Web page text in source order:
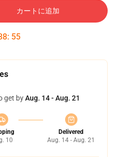
カートに追加
: 54
get byAug. 14 - Aug. 21
10
Delivered
Aug. 14 - Aug. 21